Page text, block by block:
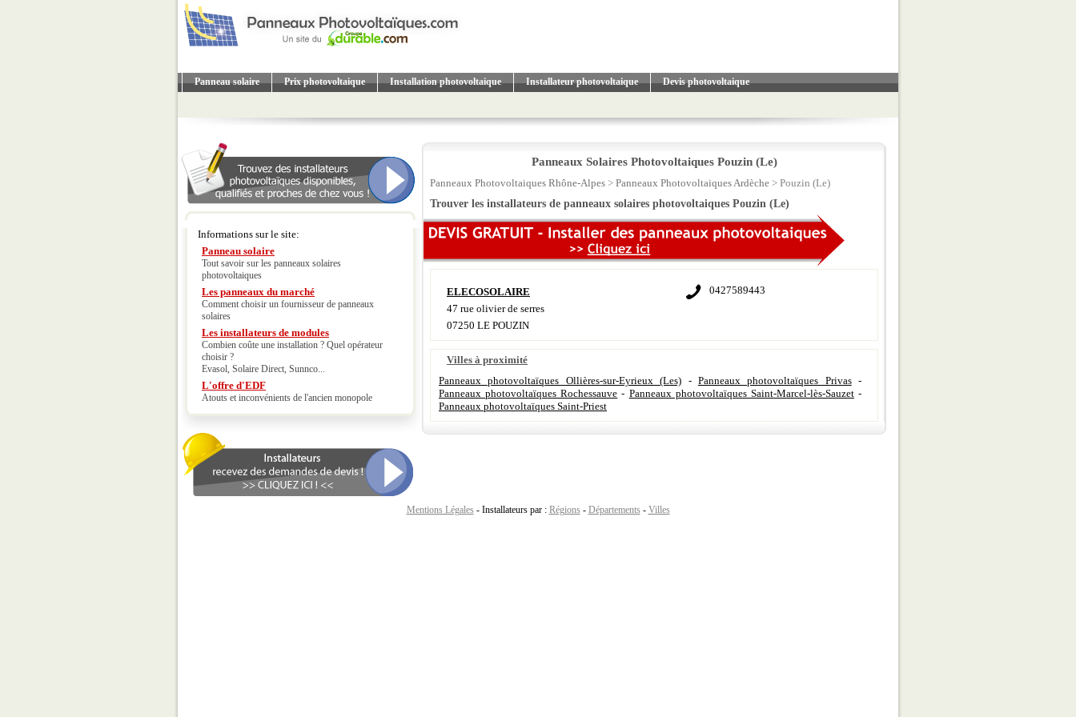
Panneau solaire Prix photovoltaique Installation photovoltaique Installateur photovoltaique Devis photovoltaique
Informations sur le site:
Panneau solaire
Tout savoir sur les panneaux solaires
photovoltaiques
Les panneaux du marché
Comment choisir un fournisseur de panneaux
solaires
Les installateurs de modules
Combien coûte une installation ? Quel opérateur
choisir ?
Evasol, Solaire Direct, Sunnco...
L'offre d'EDF
Atouts et inconvénients de l'ancien monopole
Panneaux Solaires Photovoltaiques Pouzin (Le)
Panneaux Photovoltaiques Rhône-Alpes > Panneaux Photovoltaiques Ardèche > Pouzin (Le)
Trouver les installateurs de panneaux solaires photovoltaiques Pouzin (Le)
0427589443
ELECOSOLAIRE
47 rue olivier de serres
07250 LE POUZIN
Villes à proximité
Panneaux photovoltaïques Ollières-sur-Eyrieux (Les) - Panneaux photovoltaïques Privas-
Panneaux photovoltaïques Rochessauve - Panneaux photovoltaïques Saint-Marcel-lès-Sauzet-
Panneaux photovoltaïques Saint-Priest
Mentions Légales - Installateurs par : Régions - Départements - Villes